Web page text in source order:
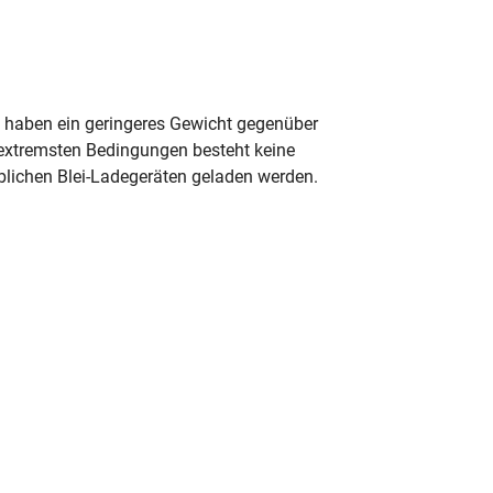
ein geringeres Gewicht gegenüber
Bedingungen besteht keine
Blei-Ladegeräten geladen werden.